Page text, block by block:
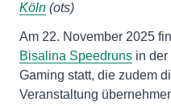
Köln (ots)
Am 22. November 2025
Bisalina Speedruns in
Gaming statt, die zudem
Veranstaltung